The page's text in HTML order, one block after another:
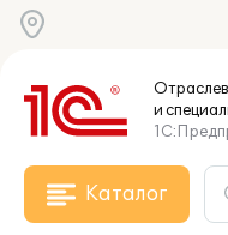
и
Каталог